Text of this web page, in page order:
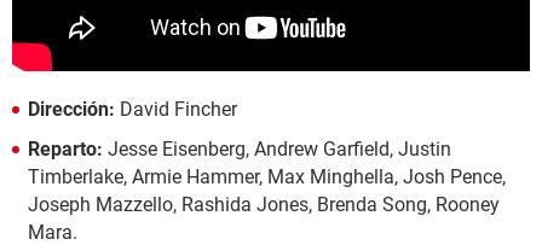
Dirección: David Fincher
Reparto: Jesse Eisenberg, Andrew Garfield, Justin
Timberlake, Armie Hammer, Max Minghella, Josh Pence,
Joseph Mazzello, Rashida Jones, Brenda Song, Rooney
Mara.